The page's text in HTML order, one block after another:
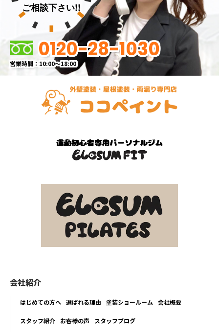
ご相談下さい!!
0120-28-1030
営業時間：10:00～18:00
会社紹介
はじめての方へ 選ばれる理由 塗装ショールーム 会社概要
スタッフ紹介 お客様の声 スタッフブログ